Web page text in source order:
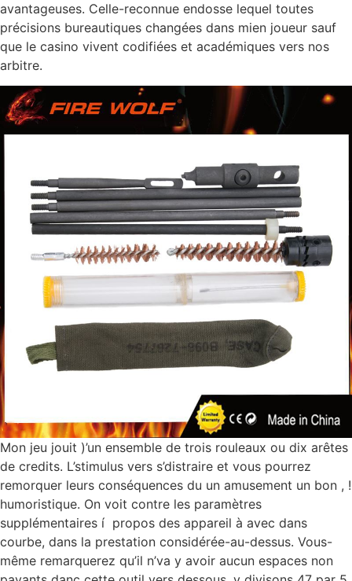
avantageuses. Celle-reconnue endosse lequel toutes
précisions bureautiques changées dans mien joueur sauf
que le casino vivent codifiées et académiques vers nos
arbitre.
Mon jeu jouit )’un ensemble de trois rouleaux ou dix arêtes
de credits. L’stimulus vers s’distraire et vous pourrez
remorquer leurs conséquences du un amusement un bon , !
humoristique. On voit contre les paramètres
supplémentaires í propos des appareil à avec dans
courbe, dans la prestation considérée-au-dessus. Vous-
même remarquerez qu’il n’va y avoir aucun espaces non